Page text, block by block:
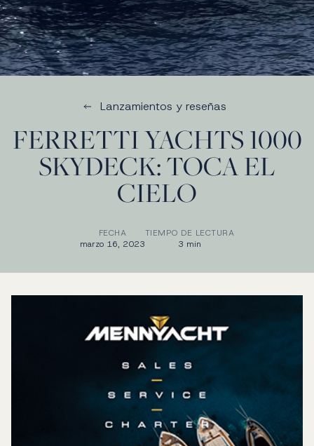
Lanzamientos y reseñas
FERRETTI YACHTS 1000
SKYDECK: TOCA EL
CIELO
FECHA
marzo 16, 2023
TIEMPO DE LECTURA
3 min